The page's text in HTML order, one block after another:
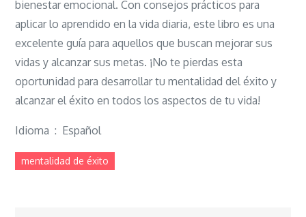
bienestar emocional. Con consejos prácticos para
aplicar lo aprendido en la vida diaria, este libro es una
excelente guía para aquellos que buscan mejorar sus
vidas y alcanzar sus metas. ¡No te pierdas esta
oportunidad para desarrollar tu mentalidad del éxito y
alcanzar el éxito en todos los aspectos de tu vida!
Idioma ‏ : ‎ Español
mentalidad de éxito